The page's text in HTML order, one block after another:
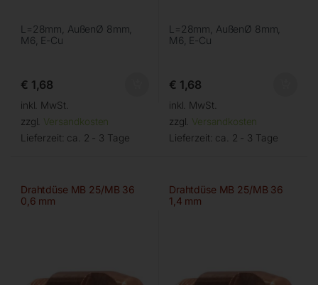
L=28mm, AußenØ 8mm,
M6, E-Cu
€ 1,68
inkl. MwSt.
zzgl. Versandkosten
Lieferzeit: ca. 2 - 3 Tage
L=28mm, AußenØ 8mm,
M6, E-Cu
€ 1,68
inkl. MwSt.
zzgl. Versandkosten
Lieferzeit: ca. 2 - 3 Tage
Drahtdüse MB 25/MB 36
0,6 mm
Drahtdüse MB 25/MB 36
1,4 mm